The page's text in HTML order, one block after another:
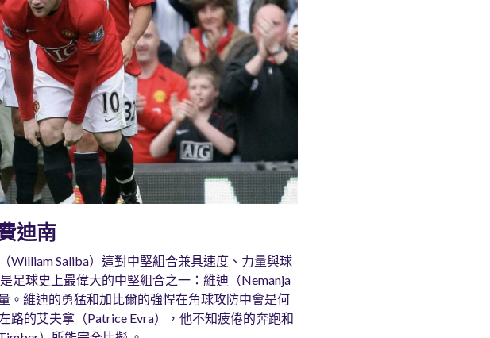
迪南
William Saliba）這對中堅組合兼具速度、力量與球
足球史上最偉大的中堅組合之一：維迪（Nemanja
。維迪的勇猛和加比爾的強悍在角球攻防中會是何
路的艾夫拿（Patrice Evra），他不知疲倦的奔跑和